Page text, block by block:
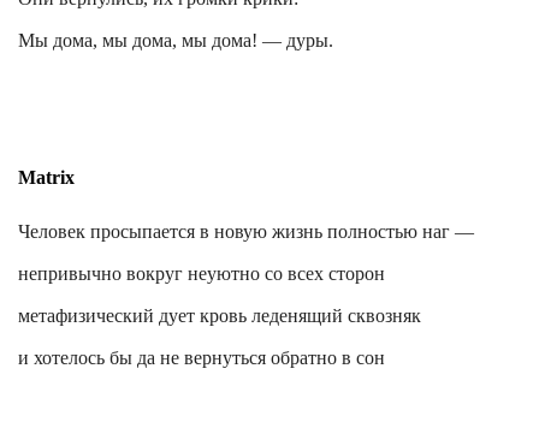
Мы дома, мы дома, мы дома! — дуры.
Matrix
Человек просыпается в новую жизнь полностью наг —
непривычно вокруг неуютно со всех сторон
метафизический дует кровь леденящий сквозняк
и хотелось бы да не вернуться обратно в сон